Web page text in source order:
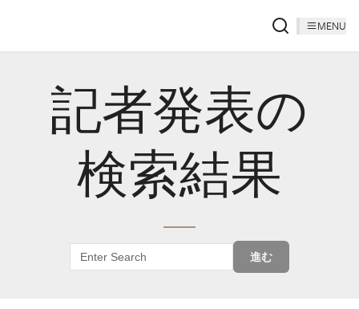
MENU
記者発表の
検索結果
進む